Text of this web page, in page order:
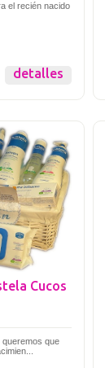
el recién nacido
detalles
Cucos
que